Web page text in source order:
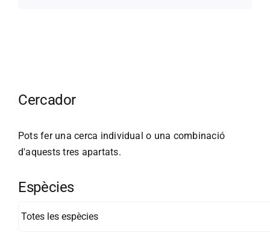
Cercador
Pots fer una cerca individual o una combinació
d'aquests tres apartats.
Espècies